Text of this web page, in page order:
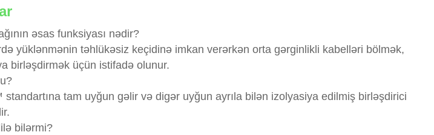
əsas funksiyası nədir?
yüklənmənin təhlükəsiz keçidinə imkan verərkən orta gərginlikli kabelləri bölmək,
birləşdirmək üçün istifadə olunur.
tam uyğun gəlir və digər uyğun ayrıla bilən izolyasiya edilmiş birləşdirici
bilərmi?